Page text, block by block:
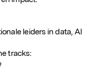
leiders in data, AI
tracks: